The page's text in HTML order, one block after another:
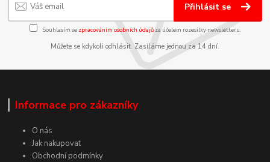
Přihlásit se
Souhlasím se zpracováním osobních údajůza účelem rozesílky newsletteru.
Můžete se kdykoli odhlásit. Zasíláme jednou za 14 dní.
Informace pro zákazníky
O nás
Jak nakupovat
Obchodní podmínky